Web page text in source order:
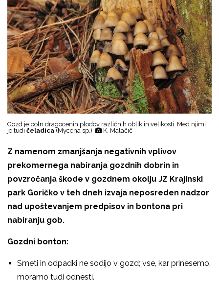
Gozd je poln dragocenih plodov različnih oblik in velikosti. Med njimi
je tudi čeladica (Mycena sp.) K. Malačič
Z namenom zmanjšanja negativnih vplivov
prekomernega nabiranja gozdnih dobrin in
povzročanja škode v gozdnem okolju JZ Krajinski
park Goričko v teh dneh izvaja neposreden nadzor
nad upoštevanjem predpisov in bontona pri
nabiranju gob.
Gozdni bonton:
Smeti in odpadki ne sodijo v gozd; vse, kar prinesemo,
moramo tudi odnesti.